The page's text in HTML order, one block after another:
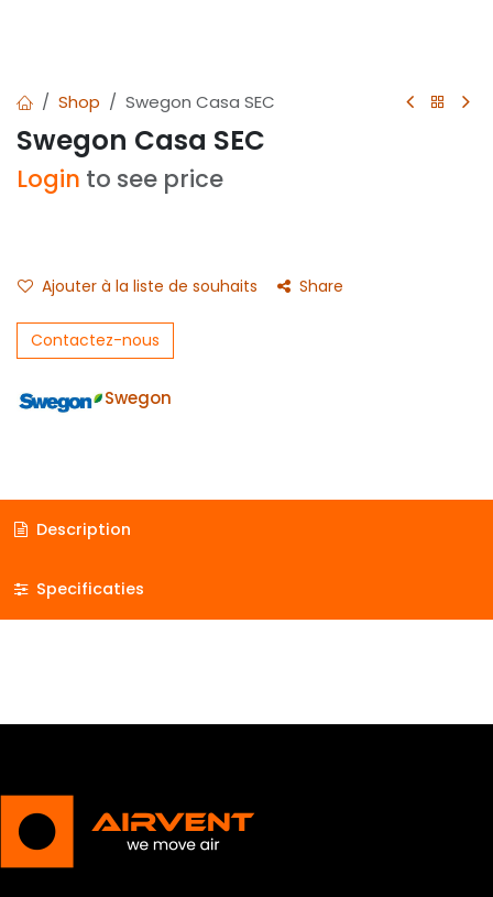
Shop Swegon Casa SEC
Swegon Casa SEC
Login to see price
Ajouter à la liste de souhaits Share
Contactez-nous
Swegon
Description
Specificaties